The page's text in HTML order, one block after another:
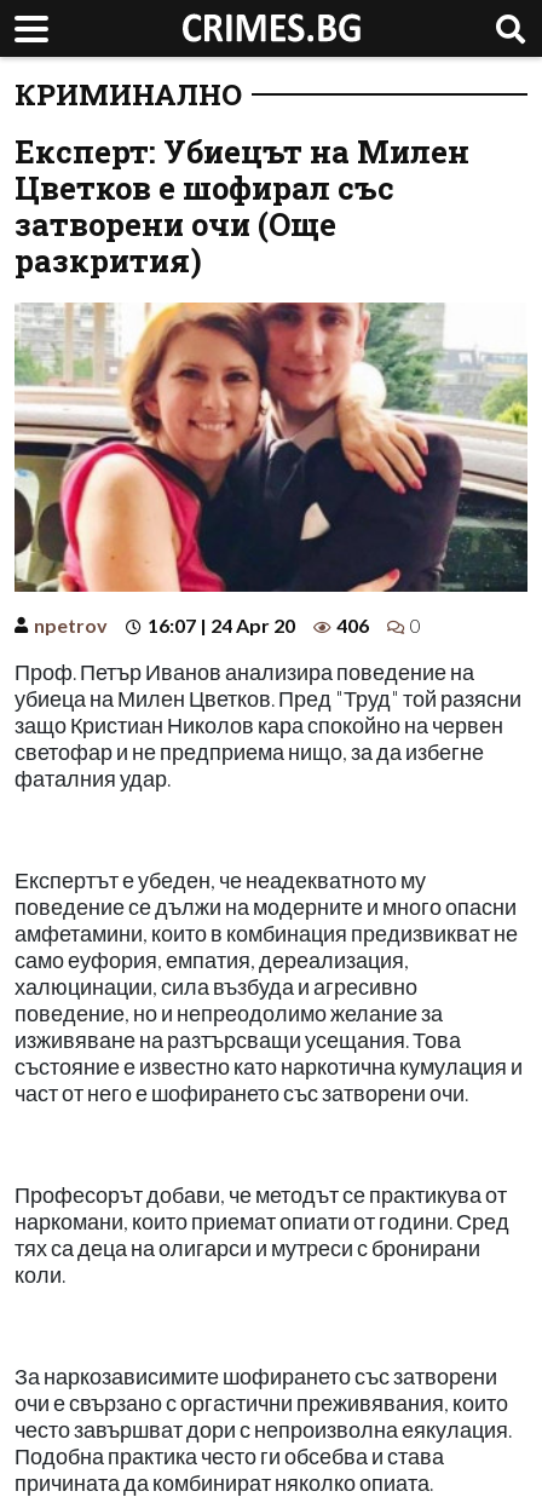
КРИМИНАЛНО
Експерт: Убиецът на Милен
Цветков е шофирал със
затворени очи (Още
разкрития)
npetrov 16:07 | 24 Apr 20 406 0
Проф. Петър Иванов анализира поведение на
убиеца на Милен Цветков. Пред "Труд" той разясни
защо Кристиан Николов кара спокойно на червен
светофар и не предприема нищо, за да избегне
фаталния удар.
Експертът е убеден, че неадекватното му
поведение се дължи на модерните и много опасни
амфетамини, които в комбинация предизвикват не
само еуфория, емпатия, дереализация,
халюцинации, сила възбуда и агресивно
поведение, но и непреодолимо желание за
изживяване на разтърсващи усещания. Това
състояние е известно като наркотична кумулация и
част от него е шофирането със затворени очи.
Професорът добави, че методът се практикува от
наркомани, които приемат опиати от години. Сред
тях са деца на олигарси и мутреси с бронирани
коли.
За наркозависимите шофирането със затворени
очи е свързано с оргастични преживявания, които
често завършват дори с непроизволна еякулация.
Подобна практика често ги обсебва и става
причината да комбинират няколко опиата.